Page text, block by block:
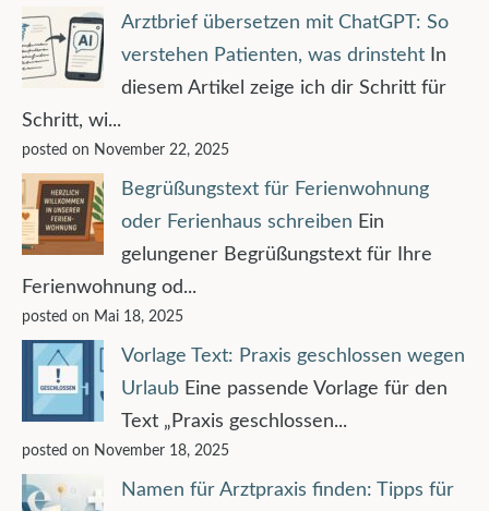
Arztbrief übersetzen mit ChatGPT: So
verstehen Patienten, was drinsteht
In
diesem Artikel zeige ich dir Schritt für
Schritt, wi...
posted on November 22, 2025
Begrüßungstext für Ferienwohnung
oder Ferienhaus schreiben Ein
gelungener Begrüßungstext für Ihre
Ferienwohnung od...
posted on Mai 18, 2025
Vorlage Text: Praxis geschlossen wegen
Urlaub Eine passende Vorlage für den
Text „Praxis geschlossen...
posted on November 18, 2025
Namen für Arztpraxis finden: Tipps für